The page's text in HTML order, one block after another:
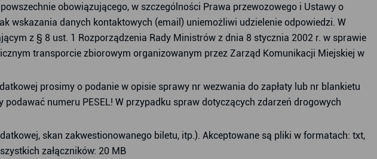
obowiązującego, w szczególności Prawa przewozowego i Ustawy o
wskazania danych kontaktowych (email) uniemożliwi udzielenie odpowiedzi. W
z § 8 ust. 1 Rozporządzenia Rady Ministrów z dnia 8 stycznia 2002 r. w sprawie
transporcie zbiorowym organizowanym przez Zarząd Komunikacji Miejskiej w
prosimy o podanie w opisie sprawy nr wezwania do zapłaty lub nr blankietu
numeru PESEL! W przypadku spraw dotyczących zdarzeń drogowych
skan zakwestionowanego biletu, itp.). Akceptowane są pliki w formatach: txt,
załączników: 20 MB